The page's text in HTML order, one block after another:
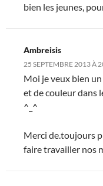
bien les jeunes,
Ambreisis
25 SEPTEMBRE 2013 À
Moi je veux bien
et de couleur dans
^_^
Merci de.toujours
faire travailler nos